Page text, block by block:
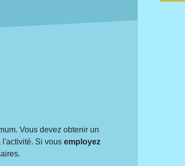
Vous devez obtenir un
l'activité. Si vousemployez